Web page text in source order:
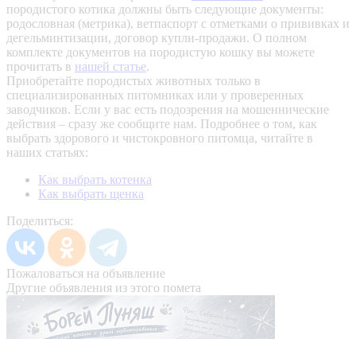
породистого котика должны быть следующие документы:
родословная (метрика), ветпаспорт с отметками о прививках и
дегельминтизации, договор купли-продажи. О полном
комплекте документов на породистую кошку вы можете
прочитать в нашей статье.
Приобретайте породистых животных только в
специализированных питомниках или у проверенных
заводчиков. Если у вас есть подозрения на мошеннические
действия – сразу же сообщите нам. Подробнее о том, как
выбрать здорового и чистокровного питомца, читайте в
наших статьях:
Как выбрать котенка
Как выбрать щенка
Поделиться:
Пожаловаться на объявление
Другие объявления из этого помета